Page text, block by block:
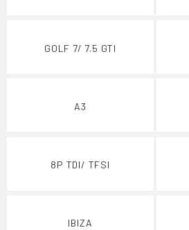
GOLF 7/ 7.5 GTI
A3
8P TDI/ TFSI
IBIZA